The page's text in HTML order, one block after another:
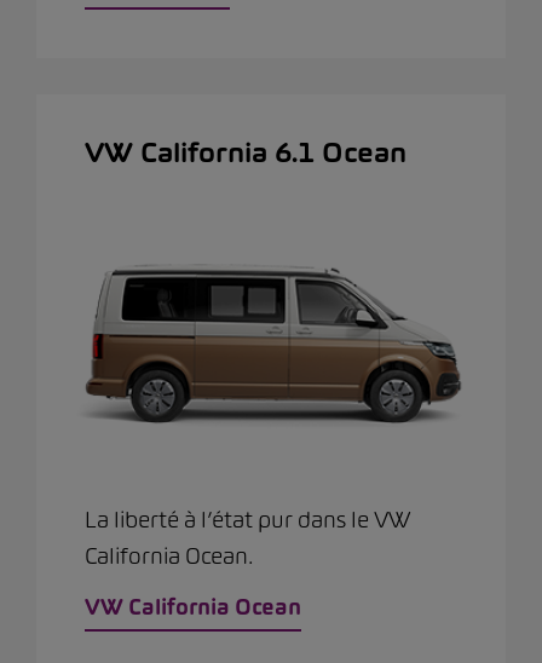
VW California 6.1 Ocean
La liberté à l’état pur dans le VW
California Ocean.
VW California Ocean